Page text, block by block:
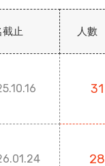
止 人數
31
28